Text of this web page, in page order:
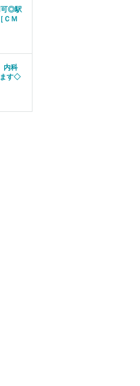
可◎駅
ＣＭ
内科
ます◇